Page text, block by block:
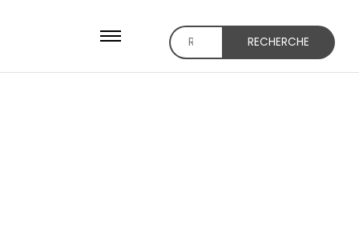
Recherche
RECHERCHE